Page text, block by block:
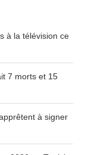
à la télévision ce
7 morts et 15
à signer